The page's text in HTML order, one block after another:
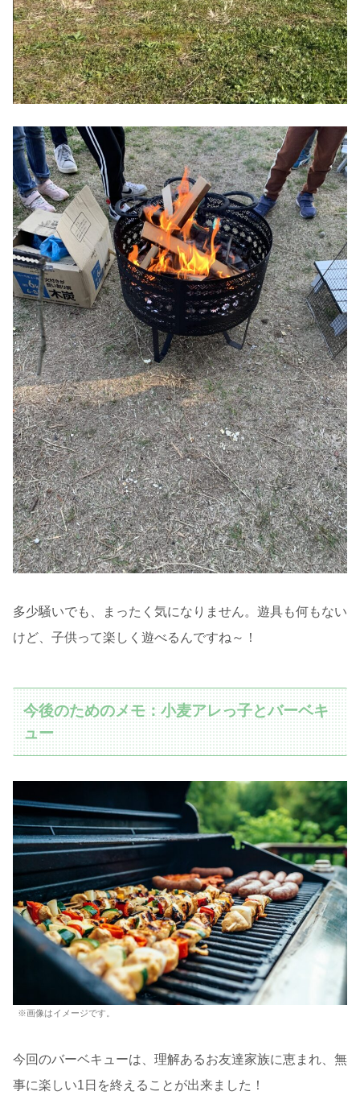
多少騒いでも、まったく気になりません。遊具も何もない
けど、子供って楽しく遊べるんですね～！
今後のためのメモ：小麦アレっ子とバーベキ
ュー
※画像はイメージです。
今回のバーベキューは、理解あるお友達家族に恵まれ、無
事に楽しい1日を終えることが出来ました！